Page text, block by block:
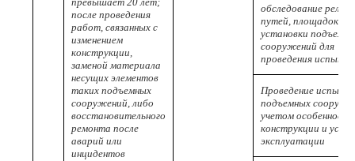
после проведения
работ, связанных с
изменением
конструкции,
заменой материала
несущих элементов
таких подъемных
сооружений, либо
восстановительного
ремонта после
аварий или
инцидентов
обследование
путей, площадок и
установки
сооружений для
проведения
Проведение
подъемных
учетом
конструкции и
эксплуатации